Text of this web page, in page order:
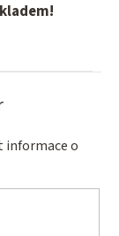
informace o